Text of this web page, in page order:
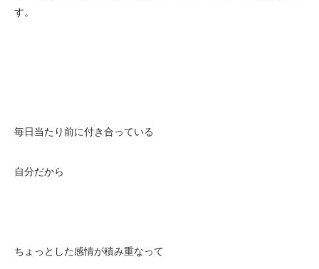
す。
毎日当たり前に付き合っている
自分だから
ちょっとした感情が積み重なって